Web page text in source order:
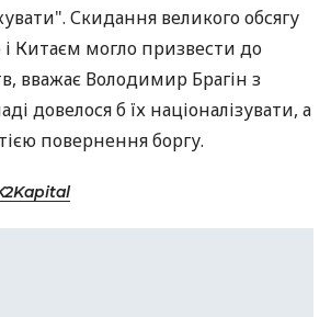
Скидання великого обсягу
і Китаєм могло призвести до
вважає Володимир Брагін з
довелося б їх націоналізувати, а
повернення боргу.